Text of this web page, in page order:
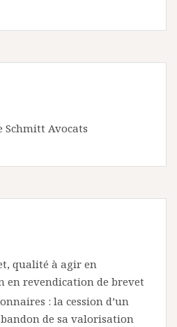
Schmitt Avocats
qualité à agir en
en revendication de brevet
: la cession d’un
de sa valorisation